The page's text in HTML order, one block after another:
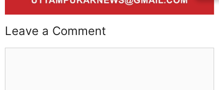
Leave a Comment